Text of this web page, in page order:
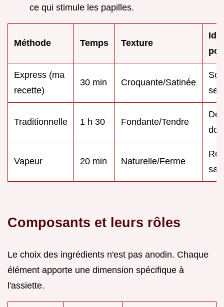
ce qui stimule les papilles.
Méthode Temps Texture
Express (ma
recette)
30 min Croquante/Satinée
Traditionnelle 1 h 30 Fondante/Tendre
Vapeur 20 min Naturelle/Ferme
Composants et leurs rôles
Le choix des ingrédients n'est pas anodin. Chaque
élément apporte une dimension spécifique à
l'assiette.